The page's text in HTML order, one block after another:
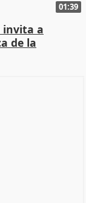
01:39
invita a
de la